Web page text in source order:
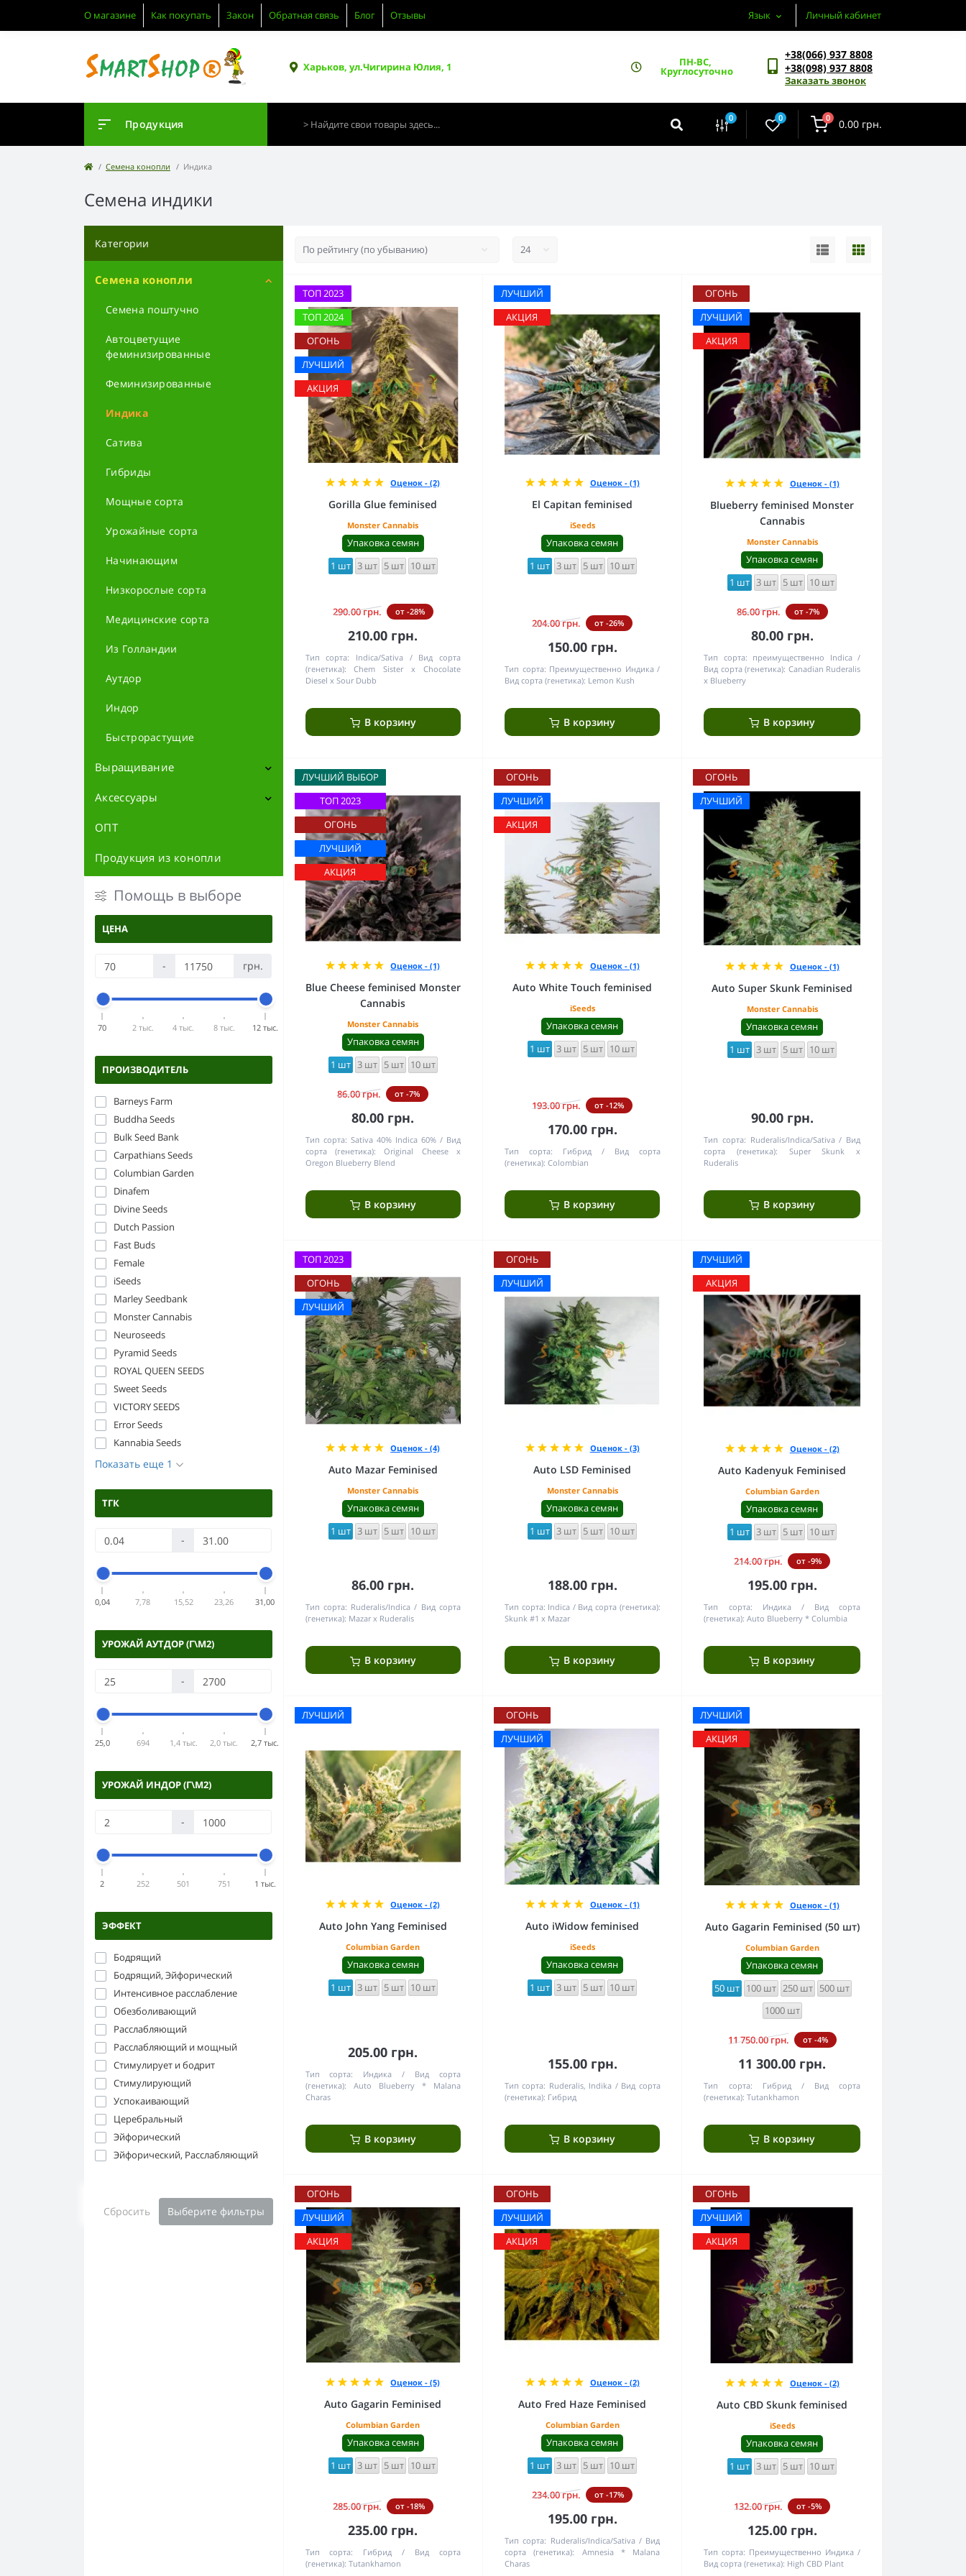
О магазине Как покупать Закон Обратная связь Блог Отзывы Язык Личный кабинет
Харьков, ул.Чигирина Юлия, 1 ПН-ВС,
Круглосуточно
+38(066) 937 8808
+38(098) 937 8808
Заказать звонок
Продукция 0 0 0 0.00 грн.
Семена конопли Индика
Семена индики
Категории
Семена конопли
Семена поштучно
Автоцветущие
феминизированные
Феминизированные
Индика
Сатива
Гибриды
Мощные сорта
Урожайные сорта
Начинающим
Низкорослые сорта
Медицинские сорта
Из Голландии
Аутдор
Индор
Быстрорастущие
Выращивание
Контроль и измерение
Субстраты
Вентиляция
LED Лампы
Отражатели
Компоненты ДНаТ
ЭПРА
Гроубоксы
Удобрения
Горшки и ёмкости
Аксессуары для гровинга
Аксессуары
Атрибутика
Баблеры
Дерево
Металл
Стекло
Керамика
Пластик
Запчасти для бонгов
Контейнеры и тайники
Бонги
Бумага папиросная
Прессы для травы
Напасы
ОПТ
Продукция из конопли
Помощь в выборе
ЦЕНА
- грн.
70 2 тыс. 4 тыс. 8 тыс. 12 тыс.
ПРОИЗВОДИТЕЛЬ
Barneys Farm
Buddha Seeds
Bulk Seed Bank
Carpathians Seeds
Columbian Garden
Dinafem
Divine Seeds
Dutch Passion
Fast Buds
Female
iSeeds
Marley Seedbank
Monster Cannabis
Neuroseeds
Pyramid Seeds
ROYAL QUEEN SEEDS
Sweet Seeds
VICTORY SEEDS
Error Seeds
Kannabia Seeds
Показать еще 1
ТГК
-
0,04 7,78 15,52 23,26 31,00
УРОЖАЙ АУТДОР (Г\М2)
-
25,0 694 1,4 тыс. 2,0 тыс. 2,7 тыс.
УРОЖАЙ ИНДОР (Г\М2)
-
2 252 501 751 1 тыс.
ЭФФЕКТ
Бодрящий
Бодрящий, Эйфорический
Интенсивное расслабление
Обезболивающий
Расслабляющий
Расслабляющий и мощный
Стимулирует и бодрит
Стимулирующий
Успокаивающий
Церебральный
Эйфорический
Эйфорический, Расслабляющий
Сбросить Выберите фильтры
ТОП 2023
ТОП 2024
ОГОНЬ
ЛУЧШИЙ
АКЦИЯ
Оценок - (2)
Gorilla Glue feminised
Monster Cannabis
Упаковка семян
1 шт 3 шт 5 шт 10 шт
290.00 грн. от -28%
210.00 грн.
Тип сорта: Indica/Sativa
Вид сорта
(генетика):
Chem Sister x Chocolate
Diesel x Sour Dubb
В корзину
ЛУЧШИЙ
АКЦИЯ
Оценок - (1)
El Capitan feminised
iSeeds
Упаковка семян
1 шт 3 шт 5 шт 10 шт
204.00 грн. от -26%
150.00 грн.
Тип сорта: Преимущественно Индика
Вид сорта (генетика): Lemon Kush
В корзину
ОГОНЬ
ЛУЧШИЙ
АКЦИЯ
Оценок - (1)
Blueberry feminised Monster
Cannabis
Monster Cannabis
Упаковка семян
1 шт 3 шт 5 шт 10 шт
86.00 грн. от -7%
80.00 грн.
Тип сорта: преимущественно Indica
Вид сорта (генетика): Canadian Ruderalis
x Blueberry
В корзину
ЛУЧШИЙ ВЫБОР
ТОП 2023
ОГОНЬ
ЛУЧШИЙ
АКЦИЯ
Оценок - (1)
Blue Cheese feminised Monster
Cannabis
Monster Cannabis
Упаковка семян
1 шт 3 шт 5 шт 10 шт
86.00 грн. от -7%
80.00 грн.
Тип сорта: Sativa 40% Indica 60%
Вид
сорта (генетика):
Original Cheese x
Oregon Blueberry Blend
В корзину
ОГОНЬ
ЛУЧШИЙ
АКЦИЯ
Оценок - (1)
Auto White Touch feminised
iSeeds
Упаковка семян
1 шт 3 шт 5 шт 10 шт
193.00 грн. от -12%
170.00 грн.
Тип сорта: Гибрид
Вид сорта
(генетика): Colombian
В корзину
ОГОНЬ
ЛУЧШИЙ
Оценок - (1)
Auto Super Skunk Feminised
Monster Cannabis
Упаковка семян
1 шт 3 шт 5 шт 10 шт
90.00 грн.
Тип сорта: Ruderalis/Indica/Sativa
Вид
сорта (генетика):
Super Skunk x
Ruderalis
В корзину
ТОП 2023
ОГОНЬ
ЛУЧШИЙ
Оценок - (4)
Auto Mazar Feminised
Monster Cannabis
Упаковка семян
1 шт 3 шт 5 шт 10 шт
86.00 грн.
Тип сорта: Ruderalis/Indica
Вид сорта
(генетика): Mazar x Ruderalis
В корзину
ОГОНЬ
ЛУЧШИЙ
Оценок - (3)
Auto LSD Feminised
Monster Cannabis
Упаковка семян
1 шт 3 шт 5 шт 10 шт
188.00 грн.
Тип сорта: Indica
Вид сорта (генетика):
Skunk #1 x Mazar
В корзину
ЛУЧШИЙ
АКЦИЯ
Оценок - (2)
Auto Kadenyuk Feminised
Columbian Garden
Упаковка семян
1 шт 3 шт 5 шт 10 шт
214.00 грн. от -9%
195.00 грн.
Тип сорта: Индика
Вид сорта
(генетика): Auto Blueberry * Columbia
В корзину
ЛУЧШИЙ
Оценок - (2)
Auto John Yang Feminised
Columbian Garden
Упаковка семян
1 шт 3 шт 5 шт 10 шт
205.00 грн.
Тип сорта: Индика
Вид сорта
(генетика):
Auto Blueberry * Malana
Charas
В корзину
ОГОНЬ
ЛУЧШИЙ
Оценок - (1)
Auto iWidow feminised
iSeeds
Упаковка семян
1 шт 3 шт 5 шт 10 шт
155.00 грн.
Тип сорта: Ruderalis, Indika
Вид сорта
(генетика): Гибрид
В корзину
ЛУЧШИЙ
АКЦИЯ
Оценок - (1)
Auto Gagarin Feminised (50 шт)
Columbian Garden
Упаковка семян
50 шт 100 шт 250 шт 500 шт
1000 шт
11 750.00 грн. от -4%
11 300.00 грн.
Тип сорта: Гибрид
Вид сорта
(генетика): Tutankhamon
В корзину
ОГОНЬ
ЛУЧШИЙ
АКЦИЯ
Оценок - (5)
Auto Gagarin Feminised
Columbian Garden
Упаковка семян
1 шт 3 шт 5 шт 10 шт
285.00 грн. от -18%
235.00 грн.
Тип сорта: Гибрид
Вид сорта
(генетика): Tutankhamon
ОГОНЬ
ЛУЧШИЙ
АКЦИЯ
Оценок - (2)
Auto Fred Haze Feminised
Columbian Garden
Упаковка семян
1 шт 3 шт 5 шт 10 шт
234.00 грн. от -17%
195.00 грн.
Тип сорта: Ruderalis/Indica/Sativa
Вид
сорта (генетика):
Amnesia * Malana
Charas
ОГОНЬ
ЛУЧШИЙ
АКЦИЯ
Оценок - (2)
Auto CBD Skunk feminised
iSeeds
Упаковка семян
1 шт 3 шт 5 шт 10 шт
132.00 грн. от -5%
125.00 грн.
Тип сорта: Преимущественно Индика
Вид сорта (генетика): High CBD Plant